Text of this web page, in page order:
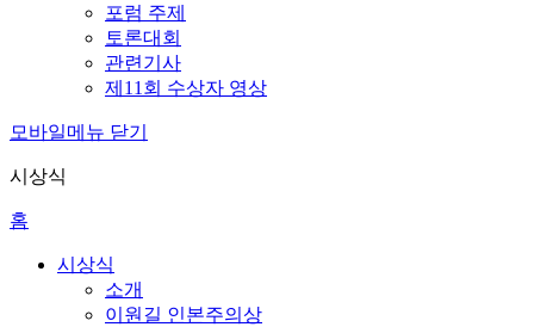
포럼 주제
토론대회
관련기사
제11회 수상자 영상
모바일메뉴 닫기
시상식
홈
시상식
소개
이원길 인본주의상